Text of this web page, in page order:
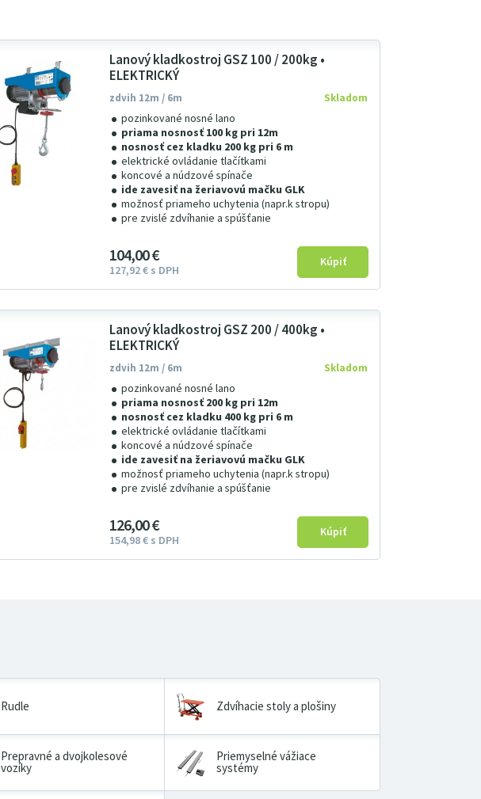
Lanový kladkostroj GSZ 100 / 200kg •
ELEKTRICKÝ
zdvih 12m / 6m
pozinkované nosné lano
priama nosnosť 100 kg pri 12m
nosnosť cez kladku 200 kg pri 6 m
elektrické ovládanie tlačítkami
koncové a núdzové spínače
ide zavesiť na žeriavovú mačku GLK
možnosť priameho uchytenia (napr.k stropu)
pre zvislé zdvíhanie a spúšťanie
Skladom
10400€
127 92€ s DPH
Lanový kladkostroj GSZ 200 / 400kg •
ELEKTRICKÝ
zdvih 12m / 6m
pozinkované nosné lano
priama nosnosť 200 kg pri 12m
nosnosť cez kladku 400 kg pri 6 m
elektrické ovládanie tlačítkami
koncové a núdzové spínače
ide zavesiť na žeriavovú mačku GLK
možnosť priameho uchytenia (napr.k stropu)
pre zvislé zdvíhanie a spúšťanie
Skladom
12600€
154 98€ s DPH
Rudle Zdvíhacie stoly a plošiny
Prepravné a dvojkolesové
vozíky
Priemyselné vážiace
systémy